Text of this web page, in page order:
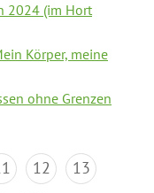
2024 (im Hort
Körper, meine
ohne Grenzen
12
13